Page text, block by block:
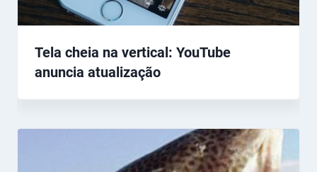
Tela cheia na vertical: YouTube
anuncia atualização